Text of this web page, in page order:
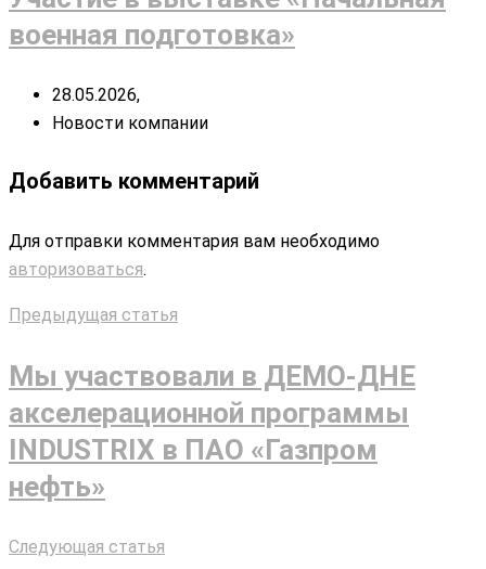
военная подготовка»
28.05.2026,
Новости компании
Добавить комментарий
Для отправки комментария вам необходимо
авторизоваться.
Предыдущая статья
Мы участвовали в ДЕМО-ДНЕ
акселерационной программы
INDUSTRIX в ПАО «Газпром
нефть»
Следующая статья